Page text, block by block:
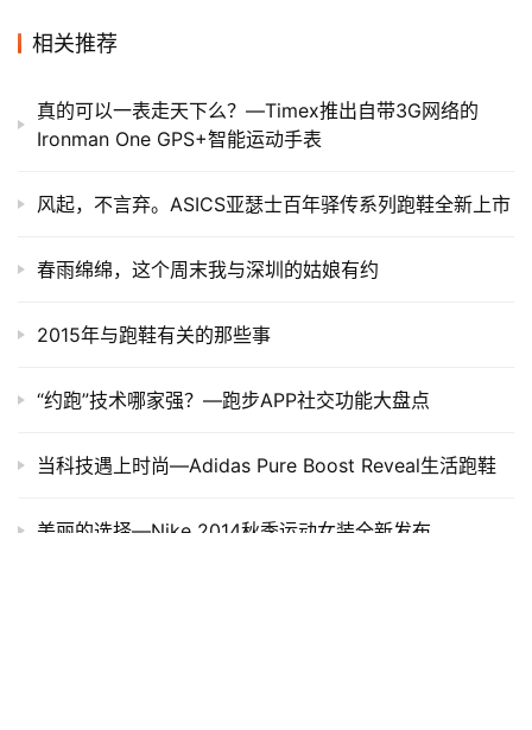
Beats Powerbeats Pro
赞 (11)